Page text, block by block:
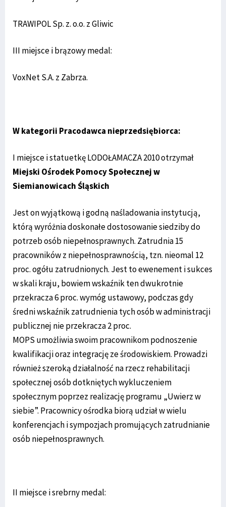
TRAWIPOL Sp. z. o.o. z Gliwic
III miejsce i brązowy medal:
VoxNet S.A. z Zabrza.
W kategorii Pracodawca nieprzedsiębiorca:
I miejsce i statuetkę LODOŁAMACZA 2010 otrzymał
Miejski Ośrodek Pomocy Społecznej w
Siemianowicach Śląskich
Jest on wyjątkową i godną naśladowania instytucją,
którą wyróżnia doskonałe dostosowanie siedziby do
potrzeb osób niepełnosprawnych. Zatrudnia 15
pracowników z niepełnosprawnością, tzn. nieomal 12
proc. ogółu zatrudnionych. Jest to ewenement i sukces
w skali kraju, bowiem wskaźnik ten dwukrotnie
przekracza 6 proc. wymóg ustawowy, podczas gdy
średni wskaźnik zatrudnienia tych osób w administracji
publicznej nie przekracza 2 proc.
MOPS umożliwia swoim pracownikom podnoszenie
kwalifikacji oraz integrację ze środowiskiem. Prowadzi
również szeroką działalność na rzecz rehabilitacji
społecznej osób dotkniętych wykluczeniem
społecznym poprzez realizację programu „Uwierz w
siebie”. Pracownicy ośrodka biorą udział w wielu
konferencjach i sympozjach promujących zatrudnianie
osób niepełnosprawnych.
II miejsce i srebrny medal: